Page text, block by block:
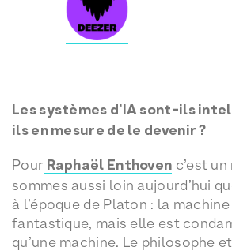
Les systèmes d’IA sont-ils
ils en mesure de le devenir ?
Pour Raphaël Enthoven c’est
sommes aussi loin aujourd’hui
à l’époque de Platon : la
fantastique, mais elle est
qu’une machine. Le philosophe